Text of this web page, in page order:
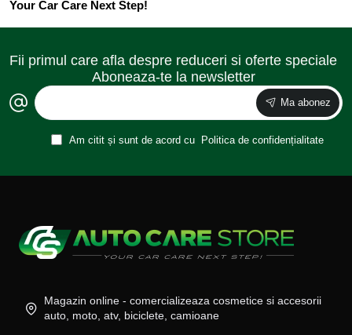
Your Car Care Next Step!
Fii primul care afla despre reduceri si oferte speciale
Aboneaza-te la newsletter
Ma abonez
Am citit și sunt de acord cu Politica de confidențialitate
Magazin online - comercializeaza cosmetice si accesorii
auto, moto, atv, biciclete, camioane